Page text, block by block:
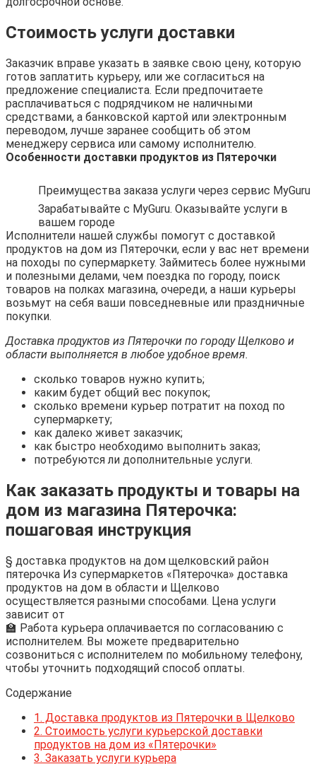
Стоимость услуги доставки
Заказчик вправе указать в заявке свою цену, которую
готов заплатить курьеру, или же согласиться на
предложение специалиста. Если предпочитаете
расплачиваться с подрядчиком не наличными
средствами, а банковской картой или электронным
переводом, лучше заранее сообщить об этом
менеджеру сервиса или самому исполнителю.
Особенности доставки продуктов из Пятерочки
Преимущества заказа услуги через сервис MyGuru
Зарабатывайте с MyGuru. Оказывайте услуги в
вашем городе
Исполнители нашей службы помогут с доставкой
продуктов на дом из Пятерочки, если у вас нет времени
на походы по супермаркету. Займитесь более нужными
и полезными делами, чем поездка по городу, поиск
товаров на полках магазина, очереди, а наши курьеры
возьмут на себя ваши повседневные или праздничные
покупки.
Доставка продуктов из Пятерочки по городу Щелково и
области выполняется в любое удобное время.
сколько товаров нужно купить;
каким будет общий вес покупок;
сколько времени курьер потратит на поход по
супермаркету;
как далеко живет заказчик;
как быстро необходимо выполнить заказ;
потребуются ли дополнительные услуги.
Как заказать продукты и товары на
дом из магазина Пятерочка:
пошаговая инструкция
§ доставка продуктов на дом щелковский район
пятерочка Из супермаркетов «Пятерочка» доставка
продуктов на дом в области и Щелково
осуществляется разными способами. Цена услуги
зависит от
🏫 Работа курьера оплачивается по согласованию с
исполнителем. Вы можете предварительно
созвониться с исполнителем по мобильному телефону,
чтобы уточнить подходящий способ оплаты.
Содержание
1. Доставка продуктов из Пятерочки в Щелково
2. Стоимость услуги курьерской доставки
продуктов на дом из «Пятерочки»
3. Заказать услуги курьера